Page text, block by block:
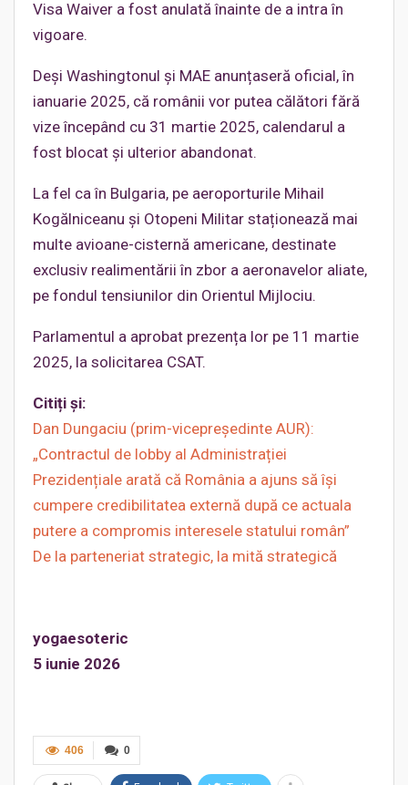
Visa Waiver a fost anulată înainte de a intra în
vigoare.
Deși Washingtonul și MAE anunțaseră oficial, în
ianuarie 2025, că românii vor putea călători fără
vize începând cu 31 martie 2025, calendarul a
fost blocat și ulterior abandonat.
La fel ca în Bulgaria, pe aeroporturile Mihail
Kogălniceanu și Otopeni Militar staționează mai
multe avioane-cisternă americane, destinate
exclusiv realimentării în zbor a aeronavelor aliate,
pe fondul tensiunilor din Orientul Mijlociu.
Parlamentul a aprobat prezența lor pe 11 martie
2025, la solicitarea CSAT.
Citiți și:
Dan Dungaciu (prim-vicepreședinte AUR):
„Contractul de lobby al Administrației
Prezidențiale arată că România a ajuns să își
cumpere credibilitatea externă după ce actuala
putere a compromis interesele statului român”
De la parteneriat strategic, la mită strategică
yogaesoteric
5 iunie 2026
0
406